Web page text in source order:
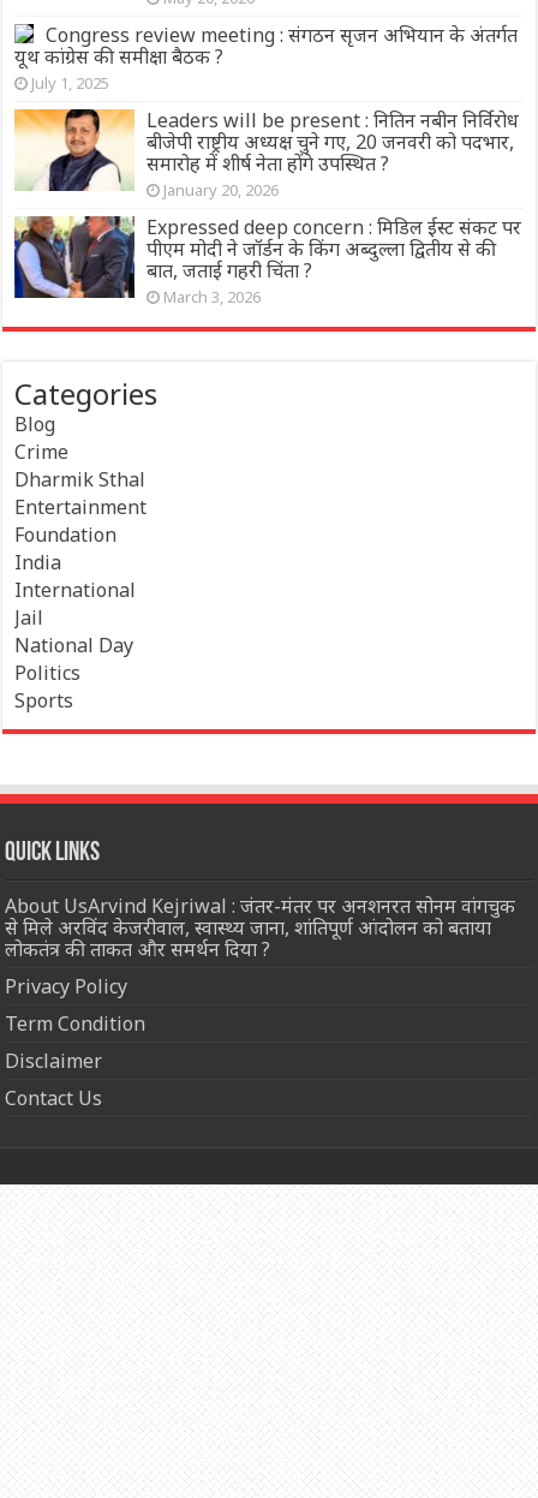
Congress review meeting : संगठन सृजन अभियान के अंतर्गत
यूथ कांग्रेस की समीक्षा बैठक ?
July 1, 2025
Leaders will be present : नितिन नबीन निर्विरोध
बीजेपी राष्ट्रीय अध्यक्ष चुने गए, 20 जनवरी को पदभार,
समारोह में शीर्ष नेता होंगे उपस्थित ?
January 20, 2026
Expressed deep concern : मिडिल ईस्ट संकट पर
पीएम मोदी ने जॉर्डन के किंग अब्दुल्ला द्वितीय से की
बात, जताई गहरी चिंता ?
March 3, 2026
Categories
Blog
Crime
Dharmik Sthal
Entertainment
Foundation
India
International
Jail
National Day
Politics
Sports
Quick Links
About UsArvind Kejriwal : जंतर-मंतर पर अनशनरत सोनम वांगचुक
से मिले अरविंद केजरीवाल, स्वास्थ्य जाना, शांतिपूर्ण आंदोलन को बताया
लोकतंत्र की ताकत और समर्थन दिया ?
Privacy Policy
Term Condition
Disclaimer
Contact Us